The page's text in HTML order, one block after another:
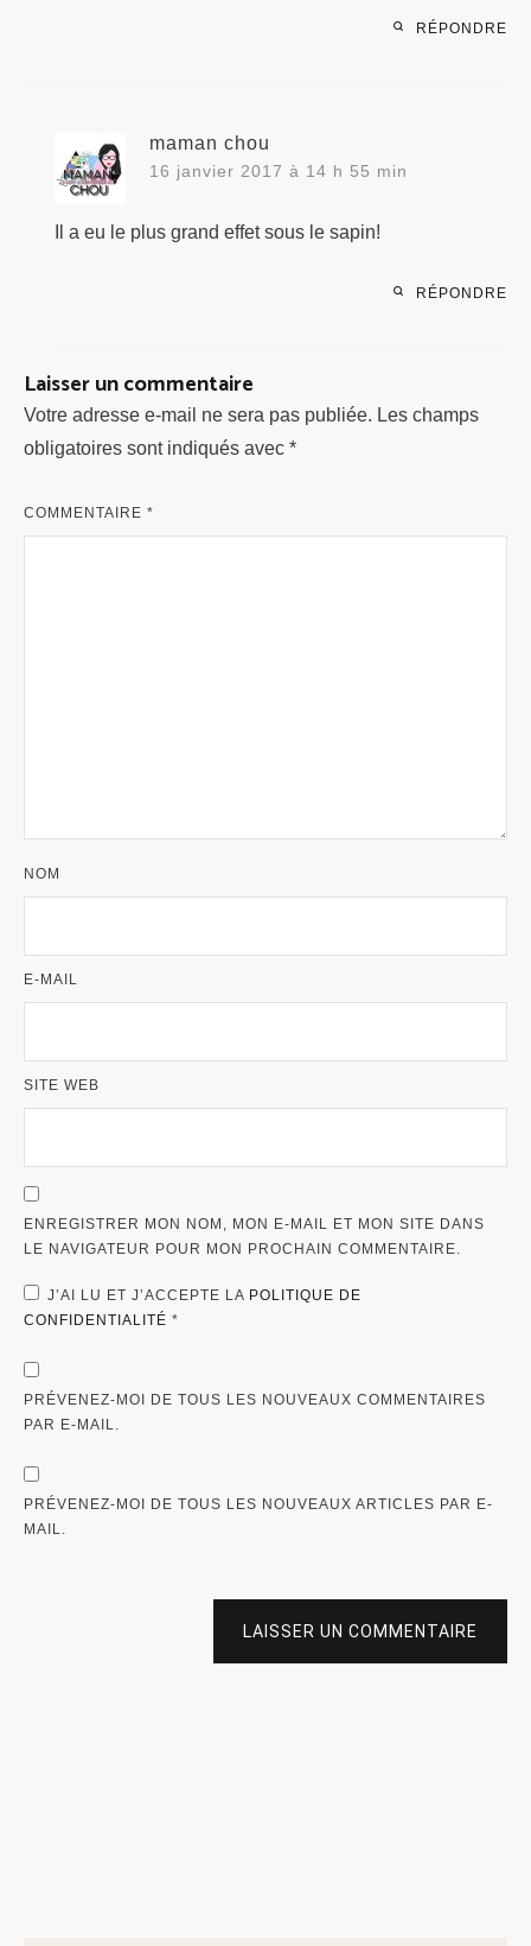
RÉPONDRE
maman chou
16 janvier 2017 à 14 h 55 min
Il a eu le plus grand effet sous le sapin!
RÉPONDRE
Laisser un commentaire
Votre adresse e-mail ne sera pas publiée. Les champs
obligatoires sont indiqués avec *
COMMENTAIRE *
NOM
E-MAIL
SITE WEB
ENREGISTRER MON NOM, MON E-MAIL ET MON SITE DANS
LE NAVIGATEUR POUR MON PROCHAIN COMMENTAIRE.
J’AI LU ET J’ACCEPTE LA POLITIQUE DE
CONFIDENTIALITÉ *
PRÉVENEZ-MOI DE TOUS LES NOUVEAUX COMMENTAIRES
PAR E-MAIL.
PRÉVENEZ-MOI DE TOUS LES NOUVEAUX ARTICLES PAR E-
MAIL.
LAISSER UN COMMENTAIRE